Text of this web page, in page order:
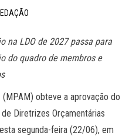
na LDO de 2027 passa para
do quadro de membros e
obteve a aprovação do
Diretrizes Orçamentárias
segunda-feira (22/06), em